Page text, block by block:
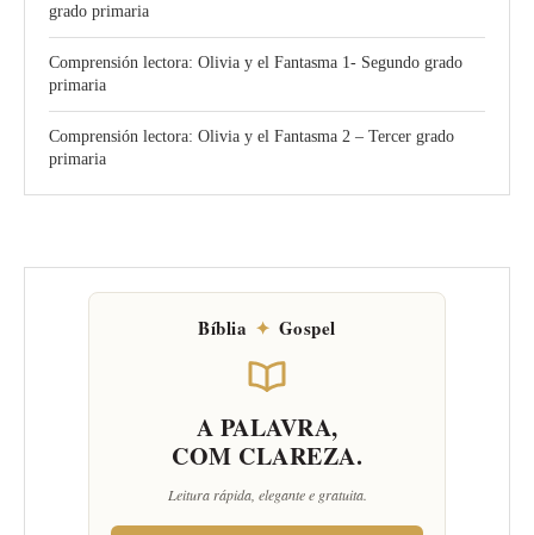
grado primaria
Comprensión lectora: Olivia y el Fantasma 1- Segundo grado
primaria
Comprensión lectora: Olivia y el Fantasma 2 – Tercer grado
primaria
Bíblia ✦ Gospel
A PALAVRA,
COM CLAREZA.
Leitura rápida, elegante e gratuita.